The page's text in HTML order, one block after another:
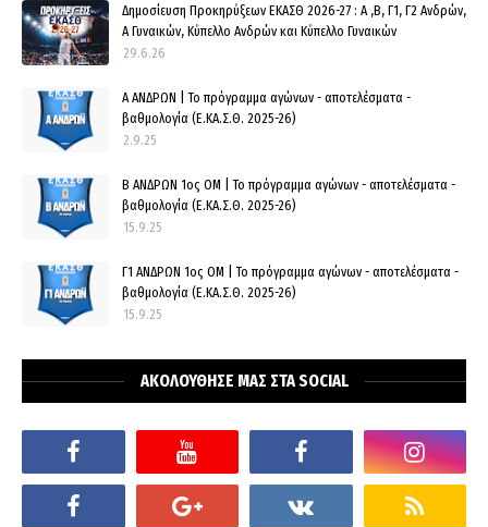
Δημοσίευση Προκηρύξεων ΕΚΑΣΘ 2026-27 : Α ,Β, Γ1, Γ2 Ανδρών,
Α Γυναικών, Κύπελλο Ανδρών και Κύπελλο Γυναικών
29.6.26
Α ΑΝΔΡΩΝ | Το πρόγραμμα αγώνων - αποτελέσματα -
βαθμολογία (Ε.ΚΑ.Σ.Θ. 2025-26)
2.9.25
Β ΑΝΔΡΩΝ 1ος ΟΜ | Το πρόγραμμα αγώνων - αποτελέσματα -
βαθμολογία (Ε.ΚΑ.Σ.Θ. 2025-26)
15.9.25
Γ1 ΑΝΔΡΩΝ 1ος ΟΜ | Το πρόγραμμα αγώνων - αποτελέσματα -
βαθμολογία (Ε.ΚΑ.Σ.Θ. 2025-26)
15.9.25
ΑΚΟΛΟΥΘΗΣΕ ΜΑΣ ΣΤΑ SOCIAL